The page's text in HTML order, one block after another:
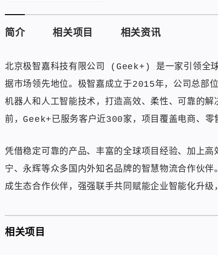
简介 相关项目 相关资讯
北京极智嘉科技有限公司 (Geek+) 是一家引领全球
据市场领先地位。极智嘉成立于2015年，公司总部
机器人和人工智能技术，打造高效、柔性、可靠的
前，Geek+已服务客户近300家，项目覆盖电商、
凭借稳定可靠的产品、丰富的全球项目经验、加上
宁、永辉等众多国内外知名品牌的智慧物流合作伙
成生态合作伙伴，强强联手共同赋能企业智能化升
相关项目